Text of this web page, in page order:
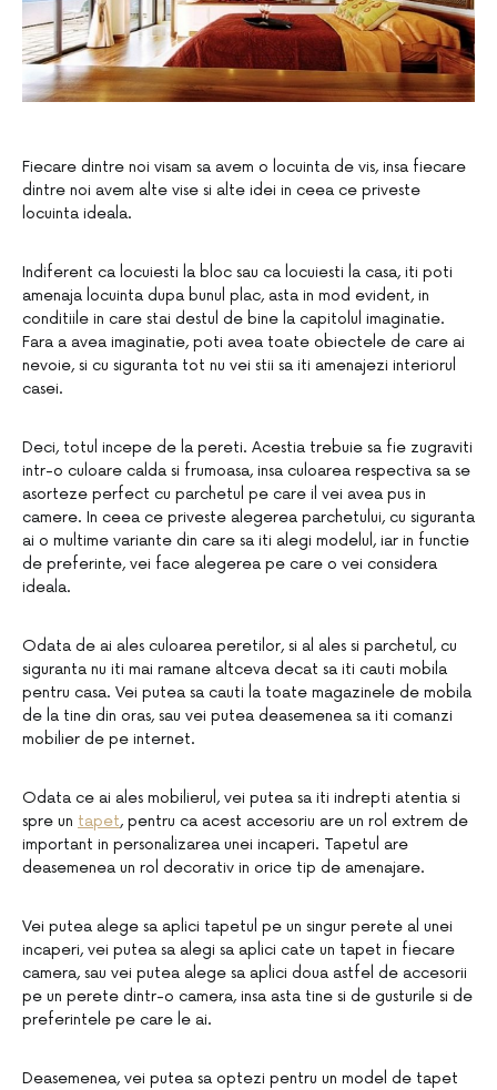
Fiecare dintre noi visam sa avem o locuinta de vis, insa fiecare
dintre noi avem alte vise si alte idei in ceea ce priveste
locuinta ideala.
Indiferent ca locuiesti la bloc sau ca locuiesti la casa, iti poti
amenaja locuinta dupa bunul plac, asta in mod evident, in
conditiile in care stai destul de bine la capitolul imaginatie.
Fara a avea imaginatie, poti avea toate obiectele de care ai
nevoie, si cu siguranta tot nu vei stii sa iti amenajezi interiorul
casei.
Deci, totul incepe de la pereti. Acestia trebuie sa fie zugraviti
intr-o culoare calda si frumoasa, insa culoarea respectiva sa se
asorteze perfect cu parchetul pe care il vei avea pus in
camere. In ceea ce priveste alegerea parchetului, cu siguranta
ai o multime variante din care sa iti alegi modelul, iar in functie
de preferinte, vei face alegerea pe care o vei considera
ideala.
Odata de ai ales culoarea peretilor, si al ales si parchetul, cu
siguranta nu iti mai ramane altceva decat sa iti cauti mobila
pentru casa. Vei putea sa cauti la toate magazinele de mobila
de la tine din oras, sau vei putea deasemenea sa iti comanzi
mobilier de pe internet.
Odata ce ai ales mobilierul, vei putea sa iti indrepti atentia si
spre un tapet, pentru ca acest accesoriu are un rol extrem de
important in personalizarea unei incaperi. Tapetul are
deasemenea un rol decorativ in orice tip de amenajare.
Vei putea alege sa aplici tapetul pe un singur perete al unei
incaperi, vei putea sa alegi sa aplici cate un tapet in fiecare
camera, sau vei putea alege sa aplici doua astfel de accesorii
pe un perete dintr-o camera, insa asta tine si de gusturile si de
preferintele pe care le ai.
Deasemenea, vei putea sa optezi pentru un model de tapet